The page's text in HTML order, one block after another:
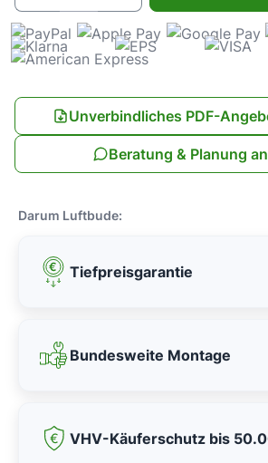
Unverbindliches PDF-
Beratung & Planung
Darum Luftbude:
Tiefpreisgarantie
Bundesweite Montage
VHV-Käuferschutz bis